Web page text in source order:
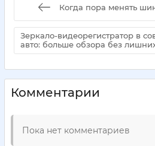
Когда пора менять
Зеркало-видеорегистратор в
авто: больше обзора без
Комментарии
Пока нет комментариев